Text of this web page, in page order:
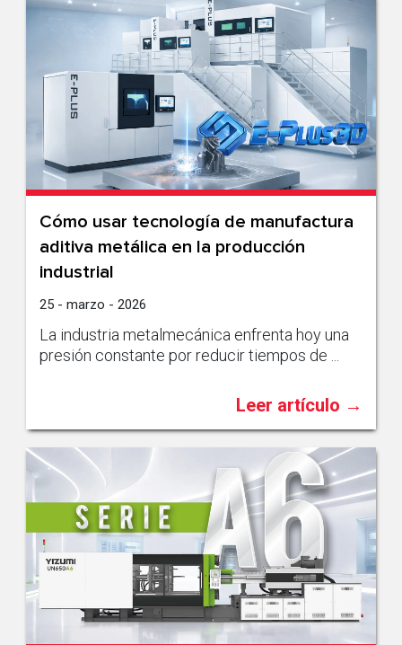
Cómo usar tecnología de manufactura
aditiva metálica en la producción
industrial
25 - marzo - 2026
La industria metalmecánica enfrenta hoy una
presión constante por reducir tiempos de ...
Leer artículo →